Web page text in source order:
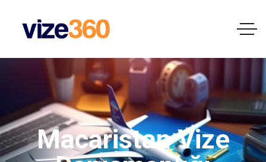
Macaristan Vize